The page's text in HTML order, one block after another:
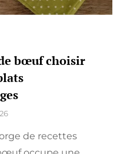
bœuf choisir
de recettes